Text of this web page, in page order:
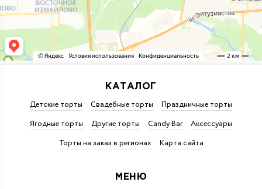
КАТАЛОГ
Детские торты Свадебные торты
Праздничные торты
Ягодные торты
Другие торты Candy Bar
Аксессуары
Торты на заказ в регионах
Карта сайта
МЕНЮ